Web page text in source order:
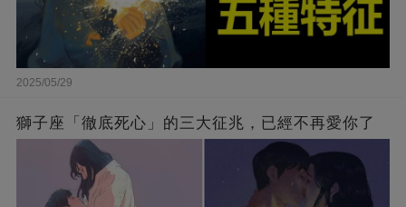
2025/05/29
獅子座「徹底死心」的三大征兆，已經不再愛你了